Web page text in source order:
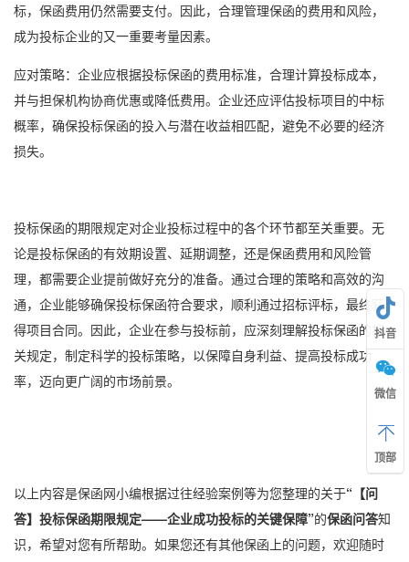
标，保函费用仍然需要支付。因此，合理管理保函的费用和风险，
成为投标企业的又一重要考量因素。
应对策略：企业应根据投标保函的费用标准，合理计算投标成本，
并与担保机构协商优惠或降低费用。企业还应评估投标项目的中标
概率，确保投标保函的投入与潜在收益相匹配，避免不必要的经济
损失。
投标保函的期限规定对企业投标过程中的各个环节都至关重要。无
论是投标保函的有效期设置、延期调整，还是保函费用和风险管
理，都需要企业提前做好充分的准备。通过合理的策略和高效的沟
通，企业能够确保投标保函符合要求，顺利通过招标评标，最终获
得项目合同。因此，企业在参与投标前，应深刻理解投标保函的相
关规定，制定科学的投标策略，以保障自身利益、提高投标成功
率，迈向更广阔的市场前景。
以上内容是保函网小编根据过往经验案例等为您整理的关于“【问
答】投标保函期限规定——企业成功投标的关键保障”的保函问答知
识，希望对您有所帮助。如果您还有其他保函上的问题，欢迎随时
抖音
微信
顶部